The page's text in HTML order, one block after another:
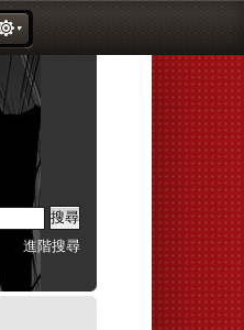
進階搜尋